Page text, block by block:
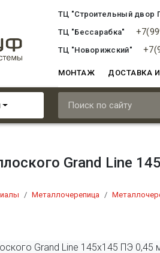
ТЦ "Строительный двор
ТЦ "Бессарабка"
ТЦ "Новорижский"
МОНТАЖ ДОСТАВКА
Grand Line
Металлочерепица